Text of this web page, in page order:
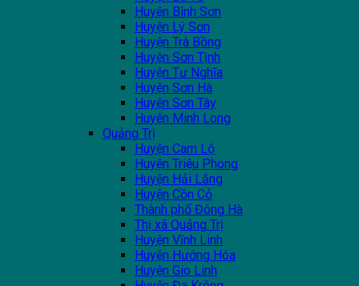
Huyện Bình Sơn
Huyện Lý Sơn
Huyện Trà Bồng
Huyện Sơn Tịnh
Huyện Tư Nghĩa
Huyện Sơn Hà
Huyện Sơn Tây
Huyện Minh Long
Quảng Trị
Huyện Cam Lộ
Huyện Triệu Phong
Huyện Hải Lăng
Huyện Cồn Cỏ
Thành phố Đông Hà
Thị xã Quảng Trị
Huyện Vĩnh Linh
Huyện Hướng Hóa
Huyện Gio Linh